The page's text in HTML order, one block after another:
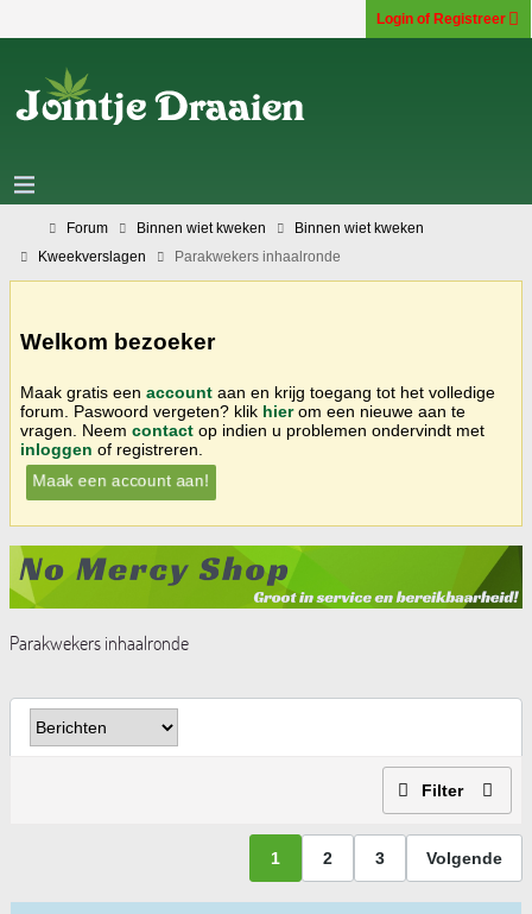
Login of Registreer
Forum Binnen wiet kweken
Binnen wiet kweken
Kweekverslagen
Parakwekers inhaalronde
Welkom bezoeker
Maak gratis een account aan en krijg toegang tot het volledige
forum. Paswoord vergeten? klik hierom een nieuwe aan te
vragen. Neem contact op indien u problemen ondervindt met
inloggen of registreren.
Maak een account aan!
Parakwekers inhaalronde
Filter
1 2 3 Volgende